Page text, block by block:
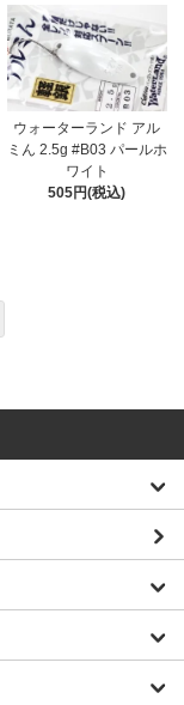
ウォーターランド アル
ミん 2.5g #B03 パールホ
ワイト
505円(税込)